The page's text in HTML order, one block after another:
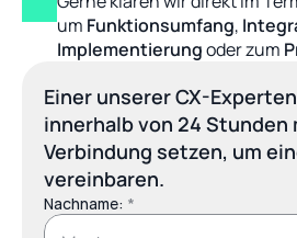
um Funktionsumfang,
Implementierung oder zum
Einer unserer CX-
innerhalb von 24 Stunden
Verbindung setzen, um
vereinbaren.
Nachname: *